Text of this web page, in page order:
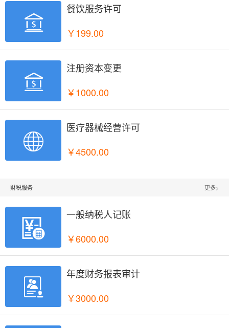

餐饮服务许可
￥199.00

注册资本变更
￥1000.00

医疗器械经营许可
￥4500.00
财税服务 更多>

一般纳税人记账
￥6000.00

年度财务报表审计
￥3000.00